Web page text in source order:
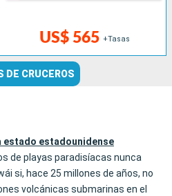
US$ 565 +Tasas
DE CRUCEROS
estado estadounidense
de playas paradisíacas nunca
si, hace 25 millones de años, no
volcánicas submarinas en el